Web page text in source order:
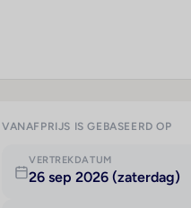
VANAFPRIJS IS GEBASEERD OP
VERTREKDATUM
26 sep 2026 (zaterdag)